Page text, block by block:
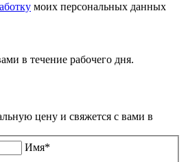
моих персональных данных
в течение рабочего дня.
цену и свяжется с вами в
Имя*